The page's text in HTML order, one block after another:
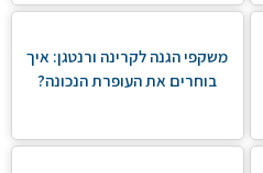
משקפי הגנה לקרינה ורנטגן: איך
בוחרים את העופרת הנכונה?